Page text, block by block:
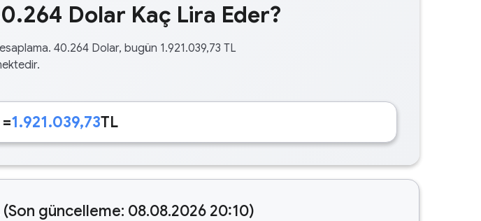
Dolar Kaç Lira Eder?
40.264 Dolar, bugün 1.921.039,73 TL
1.921.039,73TL
(Son güncelleme: 08.08.2026 20:10)